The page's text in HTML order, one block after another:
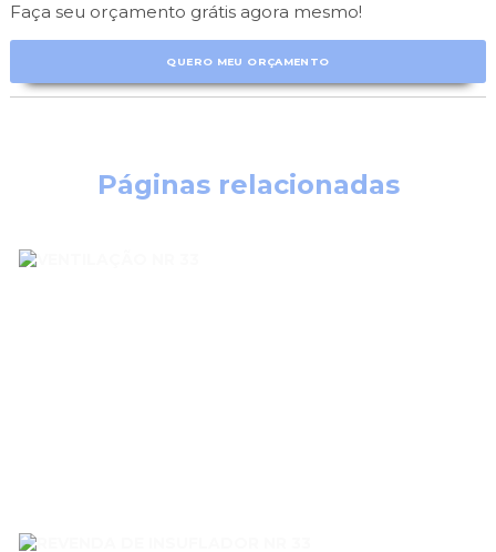
Faça seu orçamento grátis agora mesmo!
QUERO MEU ORÇAMENTO
Páginas relacionadas